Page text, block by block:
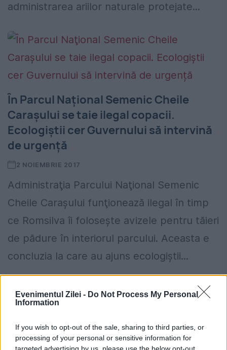
Evenimentul Zilei - Do Not Process My Personal
Information
If you wish to opt-out of the sale, sharing to third parties, or
processing of your personal or sensitive information for
targeted advertising by us, please use the below opt-out
administrarea ariilor naturale protejate...
În Parcul Naţional Semenic Cheile
Caraşului se taie ilegal copacii.
Ecologiștii cer Guvernului să intervină
de urgență
2 NOIEMBRIE 2017
Administraţia Parcului Naţional Semenic
Cheile Caraşului funţionează ilegal în timp
ce Romsilva îi foloseşte avizele pentru tăieri
de pădure în interiorul parcului. Aceasta e
concluzia la care au ajuns ecologiștii...